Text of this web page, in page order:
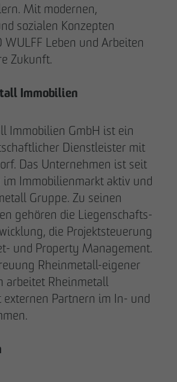
Mit modernen,
sozialen Konzepten
WULFF Leben und Arbeiten
Zukunft.
Immobilien
Immobilien GmbH ist ein
Dienstleister mit
Das Unternehmen ist seit
im Immobilienmarkt aktiv und
Gruppe. Zu seinen
gehören die Liegenschafts-
die Projektsteuerung
und Property Management.
Rheinmetall-eigener
arbeitet Rheinmetall
Partnern im In- und
Impressum
Datenschutz
42
22117 Hamburg
+49 40 736 24-0
info @otto-wulff.de
Bauunternehmung GmbH, 2026